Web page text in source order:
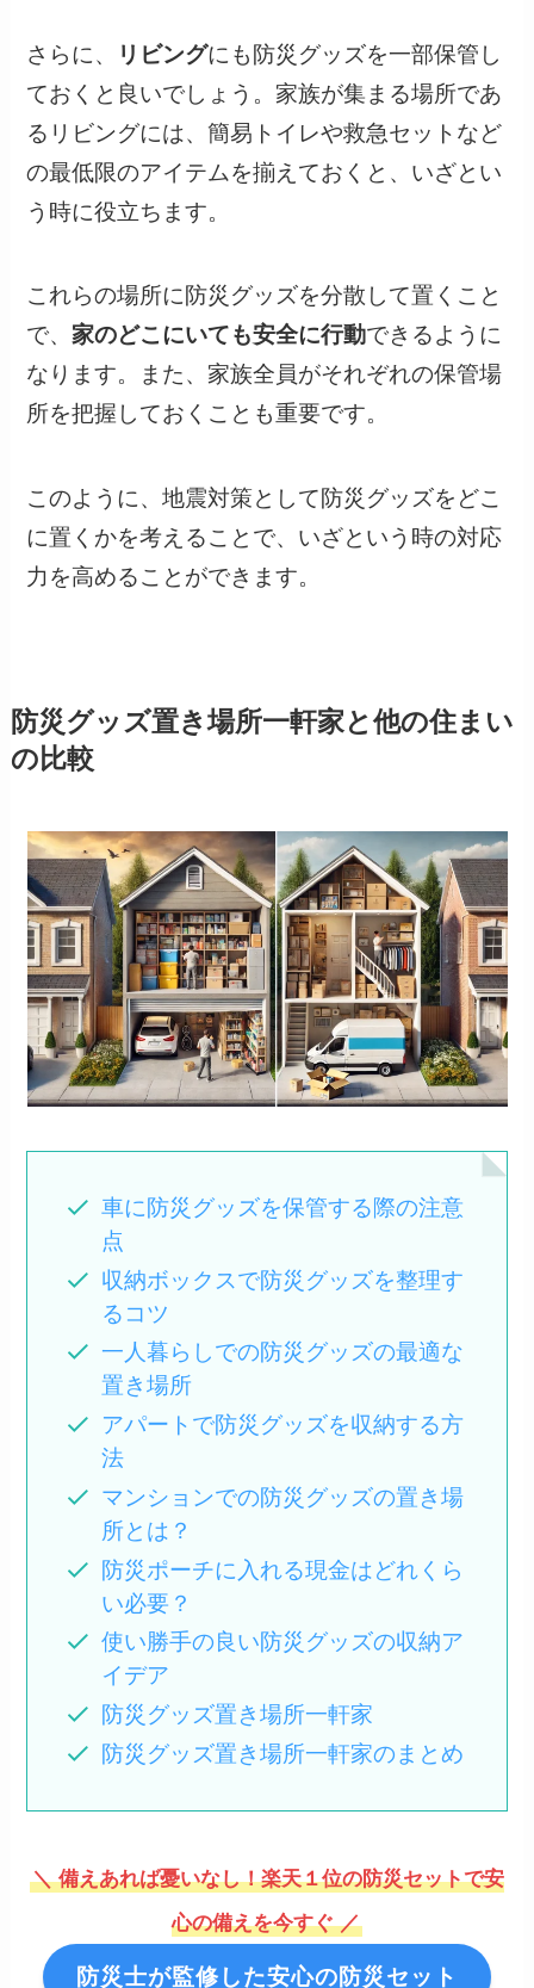
さらに、 リビングにも防災グッズを一部保管し
ておくと良いでしょう。家族が集まる場所であ
るリビングには、簡易トイレや救急セットなど
の最低限のアイテムを揃えておくと、いざとい
う時に役立ちます。
これらの場所に防災グッズを分散して置くこと
で、家のどこにいても安全に行動できるように
なります。また、家族全員がそれぞれの保管場
所を把握しておくことも重要です。
このように、地震対策として防災グッズをどこ
に置くかを考えることで、いざという時の対応
力を高めることができます。
防災グッズ置き場所一軒家と他の住まい
の比較
車に防災グッズを保管する際の注意
点
収納ボックスで防災グッズを整理す
るコツ
一人暮らしでの防災グッズの最適な
置き場所
アパートで防災グッズを収納する方
法
マンションでの防災グッズの置き場
所とは？
防災ポーチに入れる現金はどれくら
い必要？
使い勝手の良い防災グッズの収納ア
イデア
防災グッズ置き場所一軒家
防災グッズ置き場所一軒家のまとめ
＼ 備えあれば憂いなし！楽天１位の防災セットで安
心の備えを今すぐ ／
防災士が監修した安心の防災セット